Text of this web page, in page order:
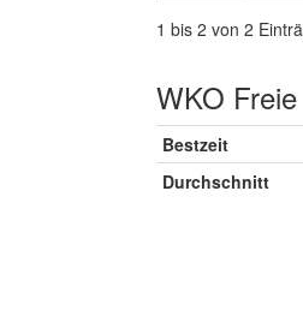
1 bis 2 von 2
WKO
Bestzeit
Durchschnitt